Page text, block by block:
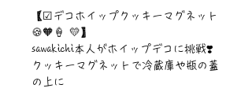
【☑︎デコホイップクッキーマグネット
🍪🧡🍦 💛】
sawakichi本人がホイップデコに挑戦❣️
クッキーマグネットで冷蔵庫や瓶の蓋
の上に